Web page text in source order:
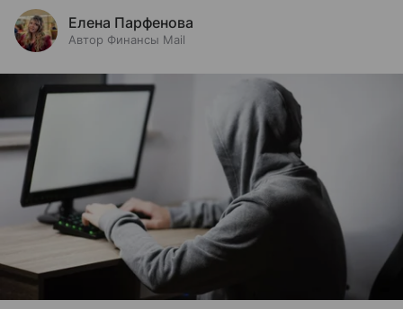
Елена Парфенова
Автор Финансы Mail